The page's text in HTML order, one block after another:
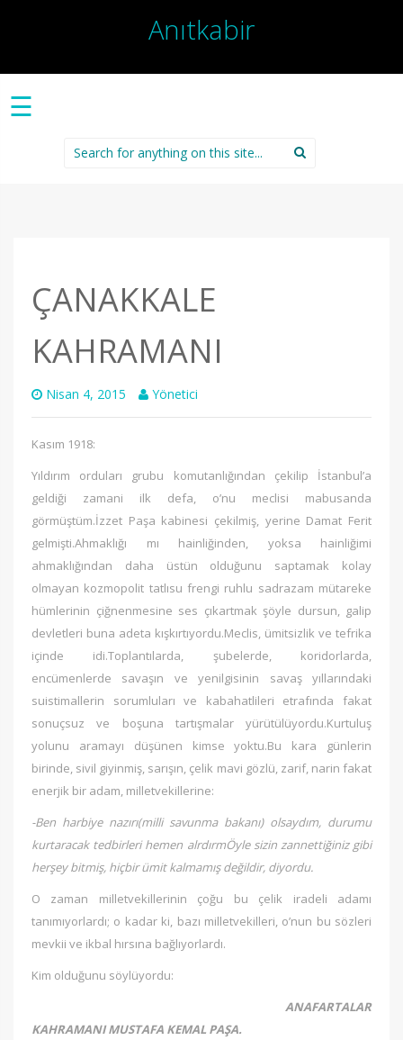
Anıtkabir
☰
Search
for:
ÇANAKKALE
KAHRAMANI
Nisan 4, 2015 Yönetici
Kasım 1918:
Yıldırım orduları grubu komutanlığından çekilip İstanbul’a
geldiği zamani ilk defa, o’nu meclisi mabusanda
görmüştüm.İzzet Paşa kabinesi çekilmiş, yerine Damat Ferit
gelmişti.Ahmaklığı mı hainliğinden, yoksa hainliğimi
ahmaklığından daha üstün olduğunu saptamak kolay
olmayan kozmopolit tatlısu frengi ruhlu sadrazam mütareke
hümlerinin çiğnenmesine ses çıkartmak şöyle dursun, galip
devletleri buna adeta kışkırtıyordu.Meclis, ümitsizlik ve tefrika
içinde idi.Toplantılarda, şubelerde, koridorlarda,
encümenlerde savaşın ve yenilgisinin savaş yıllarındaki
suistimallerin sorumluları ve kabahatlileri etrafında fakat
sonuçsuz ve boşuna tartışmalar yürütülüyordu.Kurtuluş
yolunu aramayı düşünen kimse yoktu.Bu kara günlerin
birinde, sivil giyinmiş, sarışın, çelik mavi gözlü, zarif, narin fakat
enerjik bir adam, milletvekillerine:
-Ben harbiye nazırı(milli savunma bakanı) olsaydım, durumu
kurtaracak tedbirleri hemen alrdırmÖyle sizin zannettiğiniz gibi
herşey bitmiş, hiçbir ümit kalmamış değildir, diyordu.
O zaman milletvekillerinin çoğu bu çelik iradeli adamı
tanımıyorlardı; o kadar ki, bazı milletvekilleri, o’nun bu sözleri
mevkii ve ikbal hırsına bağlıyorlardı.
Kim olduğunu söylüyordu:
ANAFARTALAR
KAHRAMANI MUSTAFA KEMAL PAŞA.